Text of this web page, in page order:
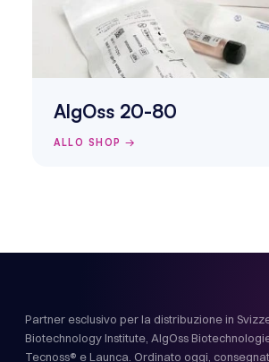
AlgOss 20-80
ALLO SHOP →
Partner esclusivo per la distribuzione in
Biotechnology Institute, AlgOss
Tecnoss® e Launca. Ordinato oggi,